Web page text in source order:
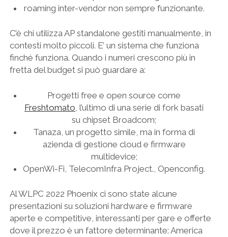
roaming inter-vendor non sempre funzionante.
C’è chi utilizza AP standalone gestiti manualmente, in
contesti molto piccoli. E’ un sistema che funziona
finché funziona. Quando i numeri crescono più in
fretta del budget si può guardare a:
Progetti free e open source come
Freshtomato , l’ultimo di una serie di fork basati
su chipset Broadcom;
Tanaza, un progetto simile, ma in forma di
azienda di gestione cloud e firmware
multidevice;
OpenWi-Fi, TelecomInfra Project., Openconfig.
Al WLPC 2022 Phoenix ci sono state alcune
presentazioni su soluzioni hardware e firmware
aperte e competitive, interessanti per gare e offerte
dove il prezzo è un fattore determinante: America